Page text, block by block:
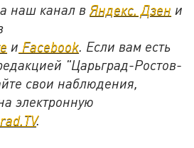
наш канал вЯндекс. Дзен и
и Facebook. Если вам есть
"Царьград-Ростов-
свои наблюдения,
электронную
.